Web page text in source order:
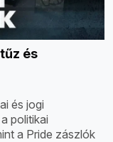
és
és jogi
politikai
a Pride zászlók